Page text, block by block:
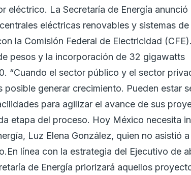
eléctrico. La Secretaría de Energía anunció
eléctricas renovables y sistemas de
la Comisión Federal de Electricidad
pesos y la incorporación de 32 gigawatts
“Cuando el sector público y el sector
generar crecimiento. Pueden estar
para agilizar el avance de sus
etapa del proceso. Hoy México necesita
Luz Elena González, quien no asistió
línea con la estrategia del Ejecutivo de
de Energía priorizará aquellos